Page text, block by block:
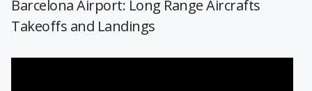
Barcelona Airport: Long Range Aircrafts
Takeoffs and Landings